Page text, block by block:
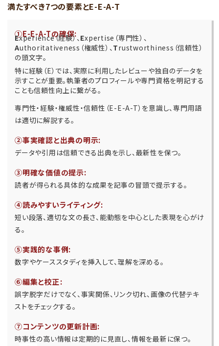
満たすべき7つの要素とE-E-A-T
①E-E-A-Tの確保:
Experience（経験）、Expertise（専門性）、
Authoritativeness（権威性）、Trustworthiness（信頼性）
の頭文字。
特に経験（E）では、実際に利用したレビューや独自のデータを
示すことが重要。執筆者のプロフィールや専門資格を明記する
ことも信頼性向上に繋がる。
専門性・経験・権威性・信頼性（E-E-A-T）を意識し、専門用語
は適切に解説する。
②事実確認と出典の明示:
データや引用は信頼できる出典を示し、最新性を保つ。
③明確な価値の提示:
読者が得られる具体的な成果を記事の冒頭で提示する。
④読みやすいライティング:
短い段落、適切な文の長さ、能動態を中心とした表現を心がけ
る。
⑤実践的な事例:
数字やケーススタディを挿入して、理解を深める。
⑥編集と校正:
誤字脱字だけでなく、事実関係、リンク切れ、画像の代替テキ
ストをチェックする。
⑦コンテンツの更新計画:
時事性の高い情報は定期的に見直し、情報を最新に保つ。